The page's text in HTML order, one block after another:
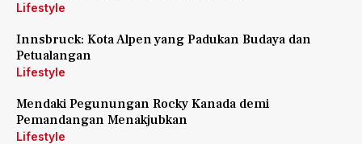
Lifestyle
Innsbruck: Kota Alpen yang Padukan Budaya dan
Petualangan
Lifestyle
Mendaki Pegunungan Rocky Kanada demi
Pemandangan Menakjubkan
Lifestyle